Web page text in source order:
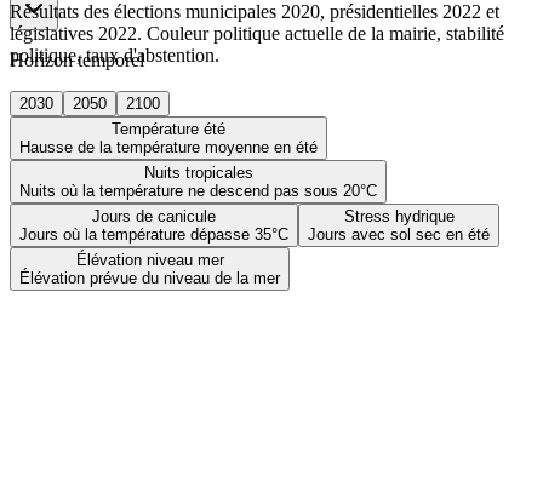
Horizon temporel
2030 2050
2100
Température été
Hausse de la température moyenne en été
Nuits tropicales
Nuits où la température ne descend pas sous 20°C
Jours de canicule
Jours où la température dépasse 35°C
Stress hydrique
Jours avec sol sec en été
Élévation niveau mer
Élévation prévue du niveau de la mer
Résultats des élections municipales 2020, présidentielles 2022 et
législatives 2022. Couleur politique actuelle de la mairie, stabilité
politique, taux d'abstention.